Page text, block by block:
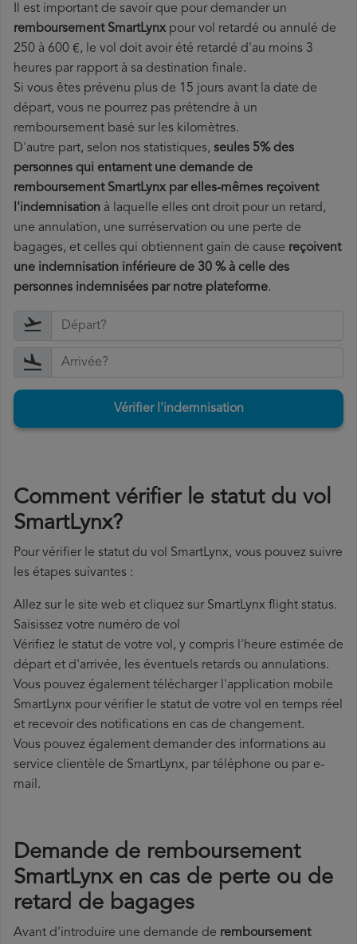
Il est important de savoir que pour demander un
remboursement SmartLynxpour vol retardé ou annulé de
250 à 600 €, le vol doit avoir été retardé d'au moins 3
heures par rapport à sa destination finale.
Si vous êtes prévenu plus de 15 jours avant la date de
départ, vous ne pourrez pas prétendre à un
remboursement basé sur les kilomètres.
D'autre part, selon nos statistiques, seules 5% des
personnes qui entament une demande de
remboursement SmartLynx par elles-mêmes reçoivent
l'indemnisation à laquelle elles ont droit pour un retard,
une annulation, une surréservation ou une perte de
bagages, et celles qui obtiennent gain de cause reçoivent
une indemnisation inférieure de 30 % à celle des
personnes indemnisées par notre plateforme.
Vérifier l'indemnisation
Comment vérifier le statut du vol
SmartLynx?
Pour vérifier le statut du vol SmartLynx, vous pouvez suivre
les étapes suivantes :
Allez sur le site web et cliquez sur SmartLynx flight status.
Saisissez votre numéro de vol
Vérifiez le statut de votre vol, y compris l'heure estimée de
départ et d'arrivée, les éventuels retards ou annulations.
Vous pouvez également télécharger l'application mobile
SmartLynx pour vérifier le statut de votre vol en temps réel
et recevoir des notifications en cas de changement.
Vous pouvez également demander des informations au
service clientèle de SmartLynx, par téléphone ou par e-
mail.
Demande de remboursement
SmartLynx en cas de perte ou de
retard de bagages
Avant d'introduire une demande de remboursement